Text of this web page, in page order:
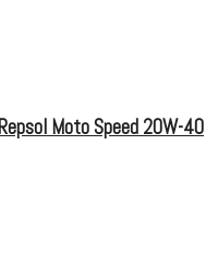
Moto Speed 20W-40